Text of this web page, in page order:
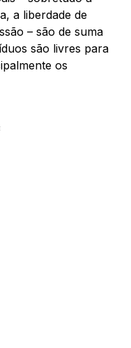
a liberdade de
– são de suma
são livres para
os